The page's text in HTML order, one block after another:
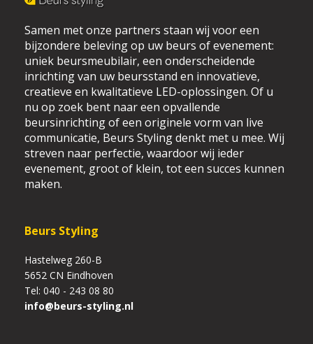
Samen met onze partners staan wij voor een
bijzondere beleving op uw beurs of evenement:
uniek beursmeubilair, een onderscheidende
inrichting van uw beursstand en innovatieve,
creatieve en kwalitatieve LED-oplossingen. Of u
nu op zoek bent naar een opvallende
beursinrichting of een originele vorm van live
communicatie, Beurs Styling denkt met u mee. Wij
streven naar perfectie, waardoor wij ieder
evenement, groot of klein, tot een succes kunnen
maken.
Beurs Styling
Hastelweg 260-B
5652 CN Eindhoven
Tel: 040 - 243 08 80
info@beurs-styling.nl